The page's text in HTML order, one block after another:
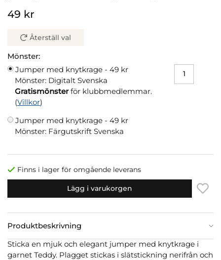
49 kr
Återställ val
Mönster:
Jumper med knytkrage - 49 kr
Mönster: Digitalt Svenska
Gratismönsterför klubbmedlemmar.
(Villkor)
Jumper med knytkrage - 49 kr
Mönster: Färgutskrift Svenska
Finns i lager för omgående leverans
Lägg i varukorgen
Produktbeskrivning
Sticka en mjuk och elegant jumper med knytkrage i
garnet Teddy. Plagget stickas i slätstickning nerifrån och